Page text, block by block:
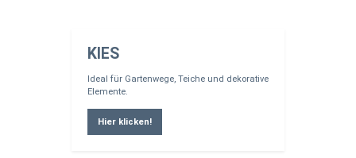
KIES
Ideal für Gartenwege, Teiche und dekorative
Elemente.
Hier klicken!